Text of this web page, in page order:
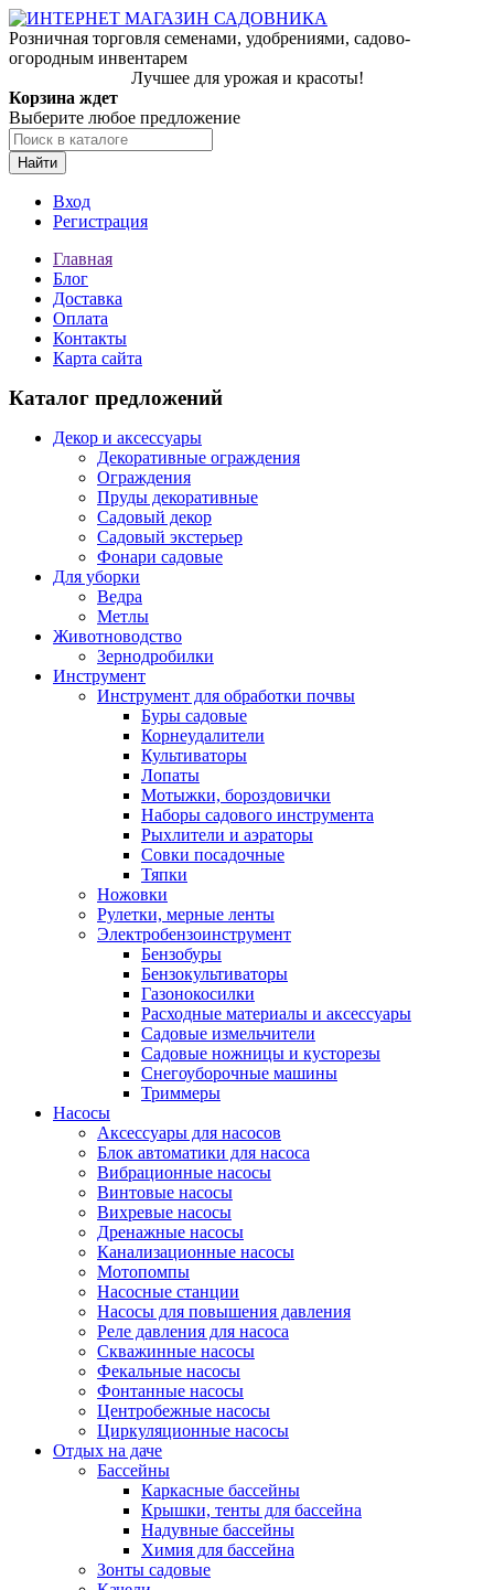
Розничная торговля семенами, удобрениями, садово-
огородным инвентарем
Лучшее для урожая и красоты!
Корзина ждет
Выберите любое предложение
Найти
Вход
Регистрация
Главная
Блог
Доставка
Оплата
Контакты
Карта сайта
Каталог предложений
Декор и аксессуары
Декоративные ограждения
Ограждения
Пруды декоративные
Садовый декор
Садовый экстерьер
Фонари садовые
Для уборки
Ведра
Метлы
Животноводство
Зернодробилки
Инструмент
Инструмент для обработки почвы
Буры садовые
Корнеудалители
Культиваторы
Лопаты
Мотыжки, бороздовички
Наборы садового инструмента
Рыхлители и аэраторы
Совки посадочные
Тяпки
Ножовки
Рулетки, мерные ленты
Электробензоинструмент
Бензобуры
Бензокультиваторы
Газонокосилки
Расходные материалы и аксессуары
Садовые измельчители
Садовые ножницы и кусторезы
Снегоуборочные машины
Триммеры
Насосы
Аксессуары для насосов
Блок автоматики для насоса
Вибрационные насосы
Винтовые насосы
Вихревые насосы
Дренажные насосы
Канализационные насосы
Мотопомпы
Насосные станции
Насосы для повышения давления
Реле давления для насоса
Скважинные насосы
Фекальные насосы
Фонтанные насосы
Центробежные насосы
Циркуляционные насосы
Отдых на даче
Бассейны
Каркасные бассейны
Крышки, тенты для бассейна
Надувные бассейны
Химия для бассейна
Зонты садовые